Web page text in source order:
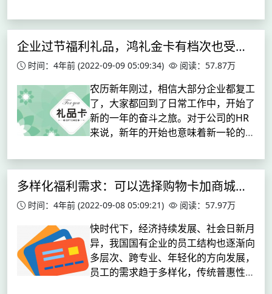
电影票转而从网上寻找一些网站或者平
在...
企业过节福利礼品，鸿礼金卡有档次也受欢迎
时间：4年前 (2022-09-09 05:09:34) 阅读：57.87万
农历新年刚过，相信大部分企业都复工
了，大家都回到了日常工作中，开始了
新的一年的奋斗之旅。对于公司的HR
来说，新年的开始也意味着新一轮的年
员工的体现，所以大多数企业都会在传
品...
多样化福利需求：可以选择购物卡加商城模式
时间：4年前 (2022-09-08 05:09:21) 阅读：57.97万
快时代下，经济持续发展、社会日新月
异，我国国有企业的员工结构也逐渐向
多层次、跨专业、年轻化的方向发展，
员工的需求趋于多样化，传统普惠性的